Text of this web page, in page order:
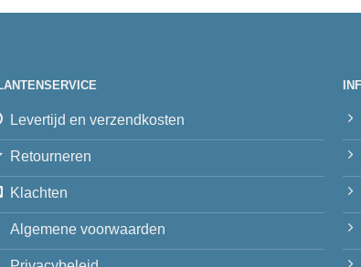
Levertijd en verzendkosten
Retourneren
Klachten
Algemene voorwaarden